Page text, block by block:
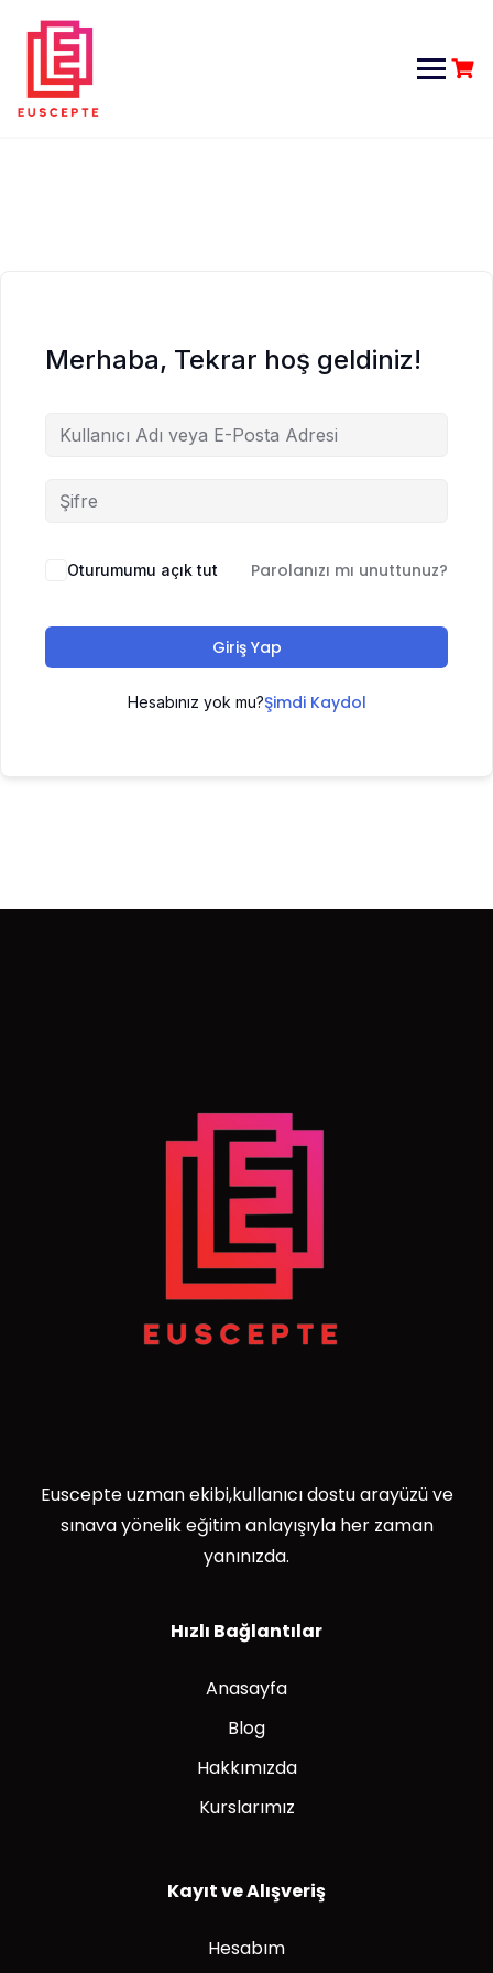
content
Merhaba, Tekrar hoş geldiniz!
Oturumumu açık tut Parolanızı mı unuttunuz?
Giriş Yap
Hesabınız yok mu?Şimdi Kaydol
Euscepte uzman ekibi,kullanıcı dostu arayüzü ve
sınava yönelik eğitim anlayışıyla her zaman
yanınızda.
Hızlı Bağlantılar
Anasayfa
Blog
Hakkımızda
Kurslarımız
Kayıt ve Alışveriş
Hesabım